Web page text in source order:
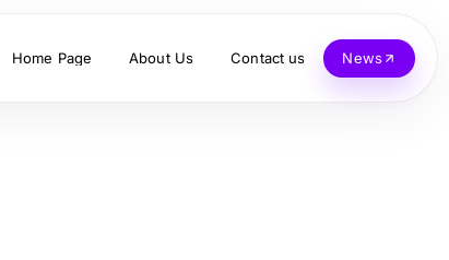
Home Page About Us Contact us News